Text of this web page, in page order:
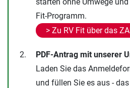
Fit-Programm.
> Zu RV Fit über das
PDF-Antrag mit unserer
Laden Sie das
und füllen Sie es aus -